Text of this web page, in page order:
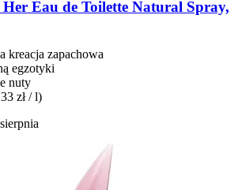
Eau de Toilette Natural Spray,
kreacja zapachowa
egzotyki
nuty
zł / l)